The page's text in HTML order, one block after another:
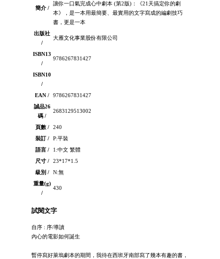
簡介 /
讓你一口氣完成心中劇本 (第2版)：《21天搞定你的劇
本》，是一本用最簡要、最實用的文字寫成的編劇技巧
書，更是一本
出版社
/
大雁文化事業股份有限公司
ISBN13
/
9786267831427
ISBN10
/
EAN /
9786267831427
誠品26
碼 /
2683129513002
頁數 /
240
裝訂 /
P:平裝
語言 /
1:中文 繁體
尺寸 /
23*17*1.5
級別 /
N:無
重量(g)
/
430
試閱文字
自序 : 序/導讀
內心的電影如何誕生
暫停寫好萊塢劇本的期間，我待在西班牙南部寫了幾本有趣的書，